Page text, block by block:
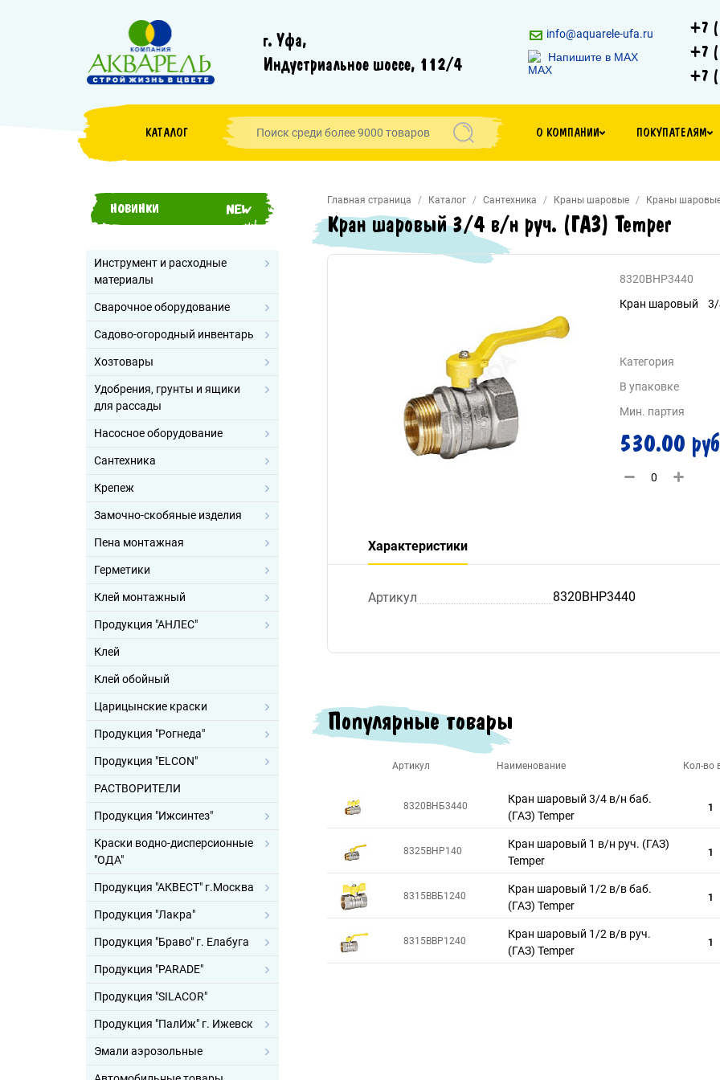
г. Уфа,
Индустриальное шоссе, 112/4
info@aquarele-ufa.ru
Напишите в MAX
+7
+7
+7
КАТАЛОГ О КОМПАНИИ ПОКУПАТЕЛЯМ
НОВИНКИ
Инструмент и расходные
материалы
Сварочное оборудование
Садово-огородный инвентарь
Хозтовары
Удобрения, грунты и ящики
для рассады
Насосное оборудование
Сантехника
Крепеж
Замочно-скобяные изделия
Пена монтажная
Герметики
Клей монтажный
Продукция "АНЛЕС"
Клей
Клей обойный
Царицынские краски
Продукция "Рогнеда"
Продукция "ELCON"
РАСТВОРИТЕЛИ
Продукция "Ижсинтез"
Краски водно-дисперсионные
"ОДА"
Продукция "АКВЕСТ" г.Москва
Продукция "Лакра"
Продукция "Браво" г. Елабуга
Продукция "PARADE"
Продукция "SILACOR"
Продукция "ПалИж" г. Ижевск
Эмали аэрозольные
Главная страница Каталог Сантехника Краны шаровые Краны
Кран шаровый 3/4 в/н руч. (ГАЗ) Temper
8320ВНР3440
Кран шаровый 3/
Категория
В упаковке
Мин. партия
530.00
Характеристики
Артикул 8320ВНР3440
Популярные товары
Артикул Наименование Кол-во
8320ВНБ3440
Кран шаровый 3/4 в/н баб.
(ГАЗ) Temper
1
8325ВНР140
Кран шаровый 1 в/н руч. (ГАЗ)
Temper
1
8315ВВБ1240
Кран шаровый 1/2 в/в баб.
(ГАЗ) Temper
1
8315ВВР1240
Кран шаровый 1/2 в/в руч.
(ГАЗ) Temper
1